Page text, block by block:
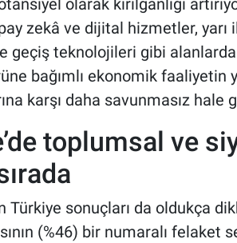
olarak kırılganlığı
zekâ ve dijital hizmetler, yarı
geçiş teknolojileri gibi alanlarda
bağımlı ekonomik faaliyetin
karşı daha savunmasız hale
toplumsal ve
Türkiye sonuçları da oldukça
(%46) bir numaralı